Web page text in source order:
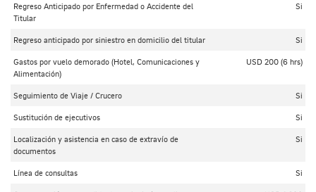
Regreso Anticipado por Enfermedad o Accidente del
Titular
Si
Regreso anticipado por siniestro en domicilio del titular Si
Gastos por vuelo demorado (Hotel, Comunicaciones y
Alimentación)
USD 200 (6 hrs)
Seguimiento de Viaje / Crucero Si
Sustitución de ejecutivos Si
Localización y asistencia en caso de extravío de
documentos
Si
Línea de consultas Si